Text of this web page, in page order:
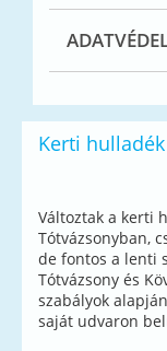
Kerti
Változtak a kerti
Tótvázsonyban,
de fontos a lenti
Tótvázsony és
szabályok
saját udvaron